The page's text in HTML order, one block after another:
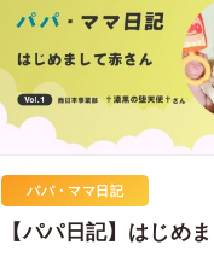
パパ・ママ日記
【パパ日記】はじめ